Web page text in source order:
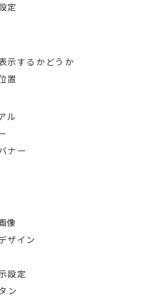
定
示するかどうか
置
ル
ナー
像
ザイン
設定
ン